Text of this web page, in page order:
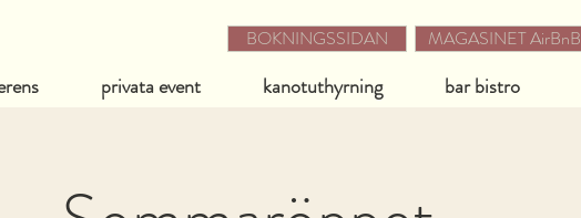
BOKNINGSSIDAN MAGASINET AirBnB
privata event kanotuthyrning bar bistro